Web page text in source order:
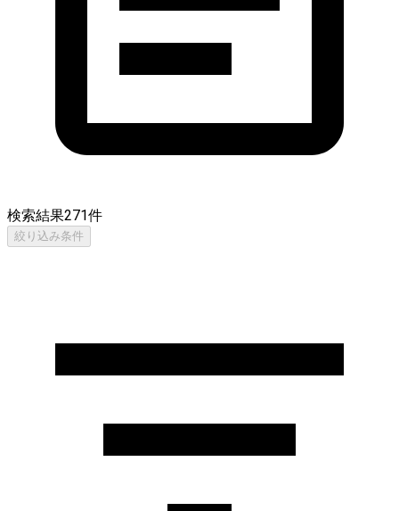
検索結果271件
絞り込み条件